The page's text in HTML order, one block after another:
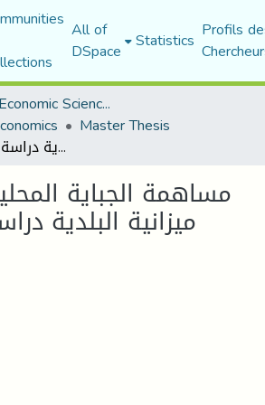
All of
DSpace Statistics Profils
Faculty of Economic Sciences, Commerce and Management Sciences
Master Thesis
مساھمة الجبایة المحلیة في تمویل میزانیة البلدیة دراسة حالة بلدیة ونوغة
مساھمة الجبایة
میزانیة البلدیة